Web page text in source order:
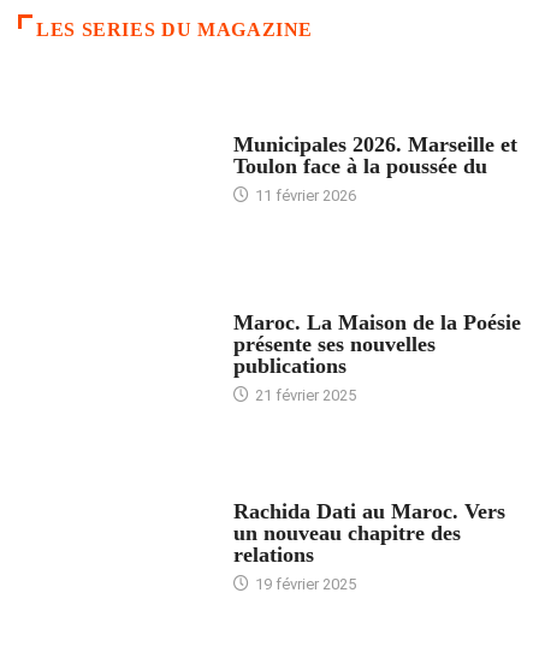
LES SERIES DU MAGAZINE
Municipales 2026. Marseille et
Toulon face à la poussée du
11 février 2026
Maroc. La Maison de la Poésie
présente ses nouvelles
publications
21 février 2025
Rachida Dati au Maroc. Vers
un nouveau chapitre des
relations
19 février 2025